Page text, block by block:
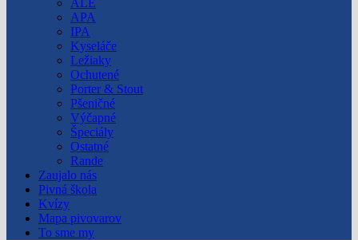
sub
menu
ALE
APA
IPA
Kyseláče
Ležiaky
Ochutené
Porter & Stout
Pšeničné
Výčapné
Špeciály
Ostatné
Rande
Zaujalo nás
Pivná škola
Kvízy
Mapa pivovarov
To sme my